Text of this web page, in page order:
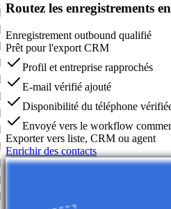
Routez les enregistrements
Enregistrement outbound qualifié
Prêt pour l'export CRM
Profil et entreprise rapprochés
E-mail vérifié ajouté
Disponibilité du téléphone
Envoyé vers le workflow
Exporter vers liste, CRM ou agent
Enrichir des contacts